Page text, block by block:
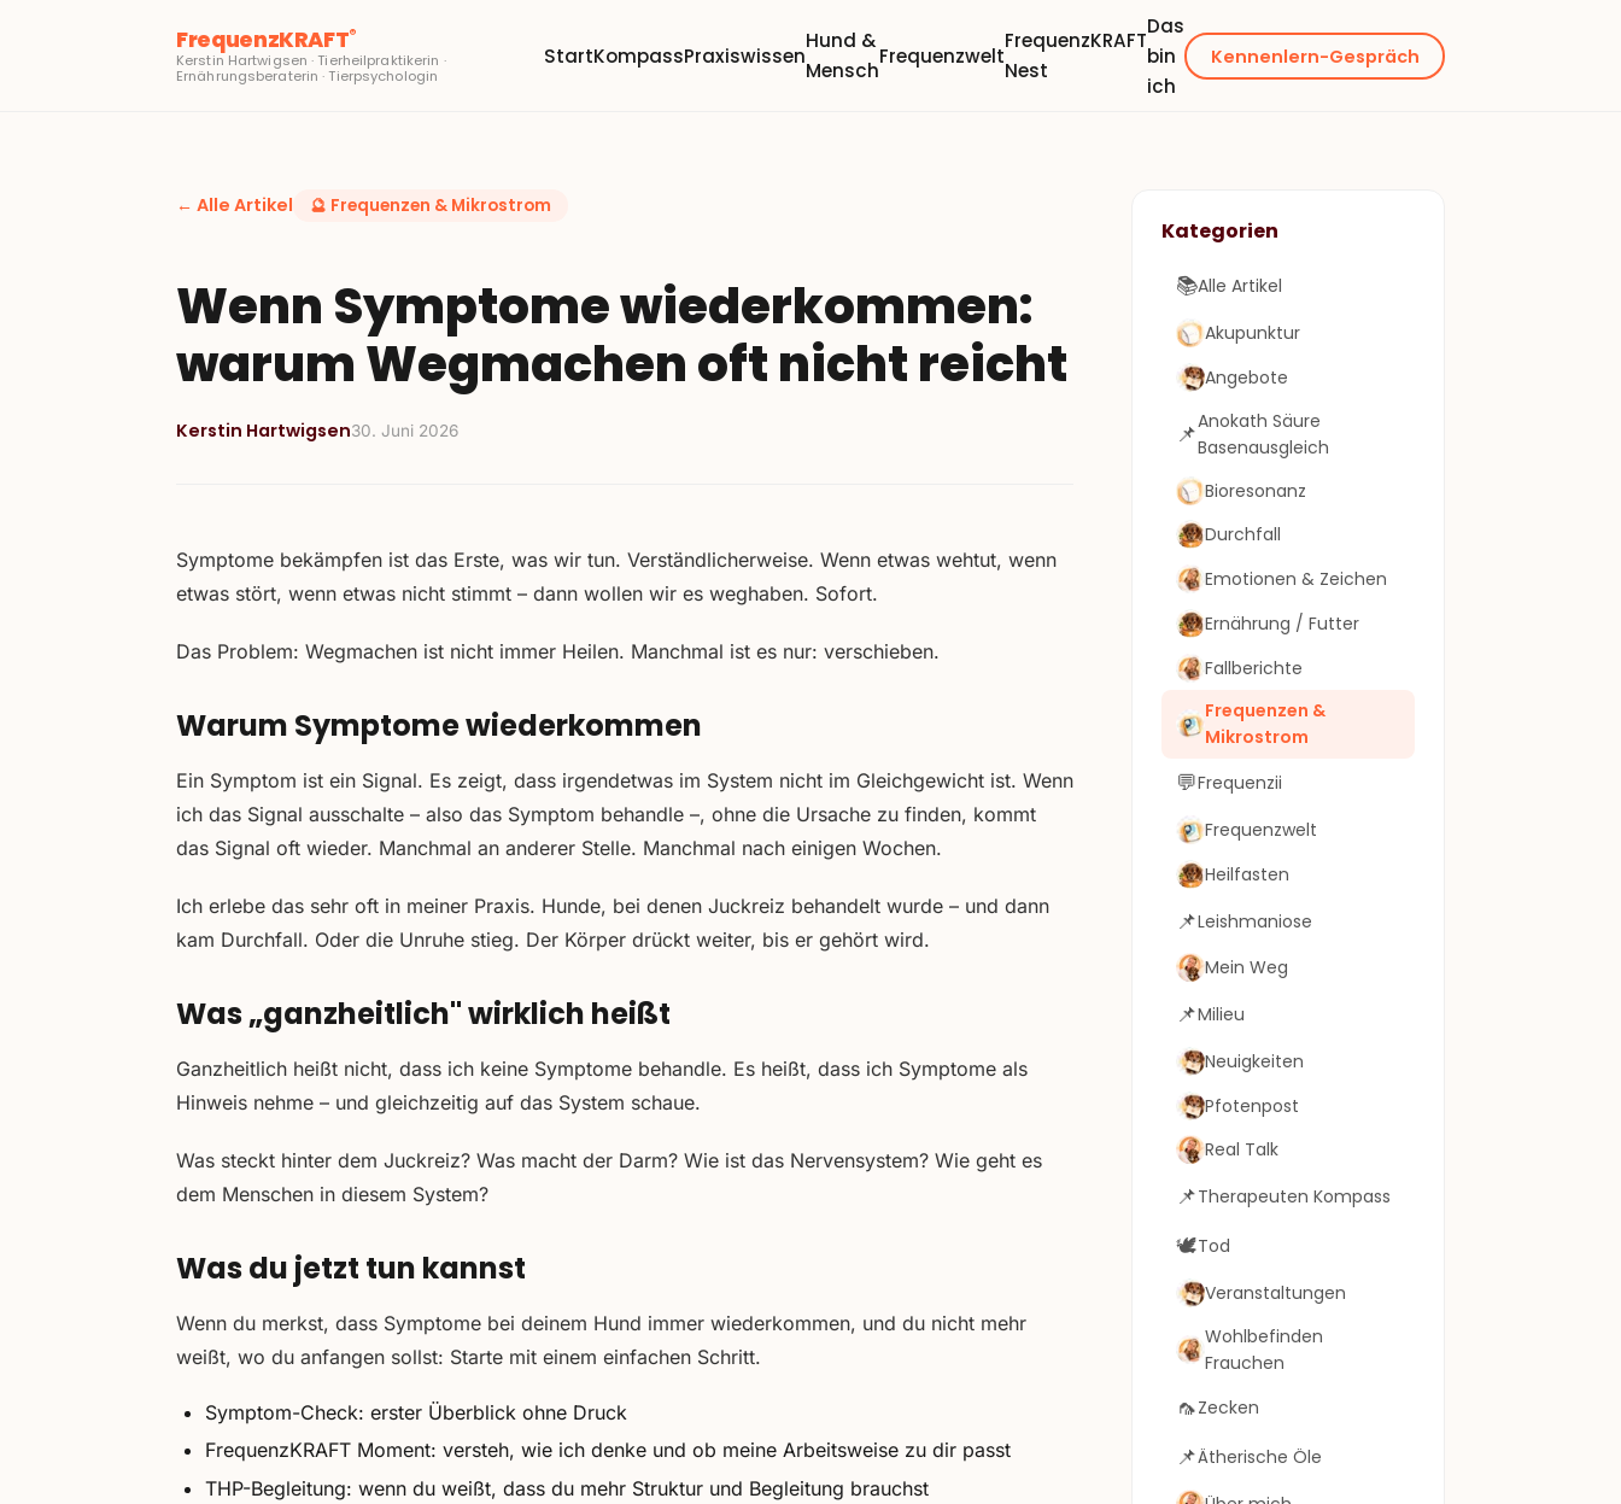
FrequenzKRAFT®
Kerstin Hartwigsen · Tierheilpraktikerin ·
Ernährungsberaterin · Tierpsychologin
StartKompassPraxiswissen
Hund &
Mensch
Frequenzwelt
FrequenzKRAFT
Nest
Das
bin
ich
Kennenlern-Gespräch
← Alle Artikel 🔮 Frequenzen & Mikrostrom
Wenn Symptome wiederkommen:
warum Wegmachen oft nicht reicht
Kerstin Hartwigsen30. Juni 2026
Symptome bekämpfen ist das Erste, was wir tun. Verständlicherweise. Wenn etwas wehtut, wenn
etwas stört, wenn etwas nicht stimmt – dann wollen wir es weghaben. Sofort.
Das Problem: Wegmachen ist nicht immer Heilen. Manchmal ist es nur: verschieben.
Warum Symptome wiederkommen
Ein Symptom ist ein Signal. Es zeigt, dass irgendetwas im System nicht im Gleichgewicht ist. Wenn
ich das Signal ausschalte – also das Symptom behandle –, ohne die Ursache zu finden, kommt
das Signal oft wieder. Manchmal an anderer Stelle. Manchmal nach einigen Wochen.
Ich erlebe das sehr oft in meiner Praxis. Hunde, bei denen Juckreiz behandelt wurde – und dann
kam Durchfall. Oder die Unruhe stieg. Der Körper drückt weiter, bis er gehört wird.
Was „ganzheitlich" wirklich heißt
Ganzheitlich heißt nicht, dass ich keine Symptome behandle. Es heißt, dass ich Symptome als
Hinweis nehme – und gleichzeitig auf das System schaue.
Was steckt hinter dem Juckreiz? Was macht der Darm? Wie ist das Nervensystem? Wie geht es
dem Menschen in diesem System?
Was du jetzt tun kannst
Wenn du merkst, dass Symptome bei deinem Hund immer wiederkommen, und du nicht mehr
weißt, wo du anfangen sollst: Starte mit einem einfachen Schritt.
Symptom-Check: erster Überblick ohne Druck
FrequenzKRAFT Moment: versteh, wie ich denke und ob meine Arbeitsweise zu dir passt
THP-Begleitung: wenn du weißt, dass du mehr Struktur und Begleitung brauchst
Kategorien
📚Alle Artikel
Akupunktur
Angebote
📌Anokath Säure
Basenausgleich
Bioresonanz
Durchfall
Emotionen & Zeichen
Ernährung / Futter
Fallberichte
Frequenzen &
Mikrostrom
💬Frequenzii
Frequenzwelt
Heilfasten
📌Leishmaniose
Mein Weg
📌Milieu
Neuigkeiten
Pfotenpost
Real Talk
📌Therapeuten Kompass
🕊️Tod
Veranstaltungen
Wohlbefinden
Frauchen
🦟Zecken
📌Ätherische Öle